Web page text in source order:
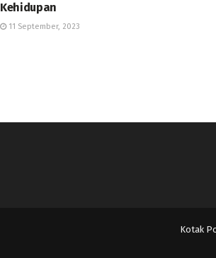
Kehidupan
11 September, 2023
Kotak